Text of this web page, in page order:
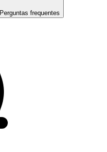
Perguntas frequentes